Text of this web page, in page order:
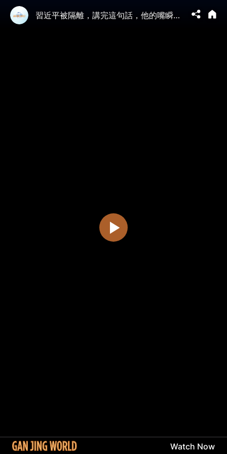
習近平被隔離，講完這句話，他的嘴瞬間歪向一邊，有圖為證！ #中國内幕
Watch Now